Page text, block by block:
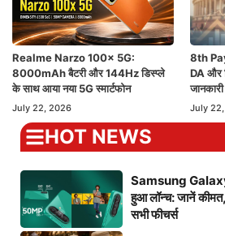
Realme Narzo 100x 5G:
8000mAh बैटरी और 144Hz डिस्प्ले
के साथ आया नया 5G स्मार्टफोन
July 22, 2026
8th
DA और
जानकारी
July
HOT NEWS
Samsung
हुआ लॉन्च: जानें
सभी फीचर्स